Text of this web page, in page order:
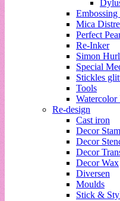
Embossing
Mica
Perfect
Re-Inker
Simon
Special
Stickles
Tools
Watercolor
Re-design
Cast iron
Decor
Decor
Decor
Decor Wax
Diversen
Moulds
Stick &